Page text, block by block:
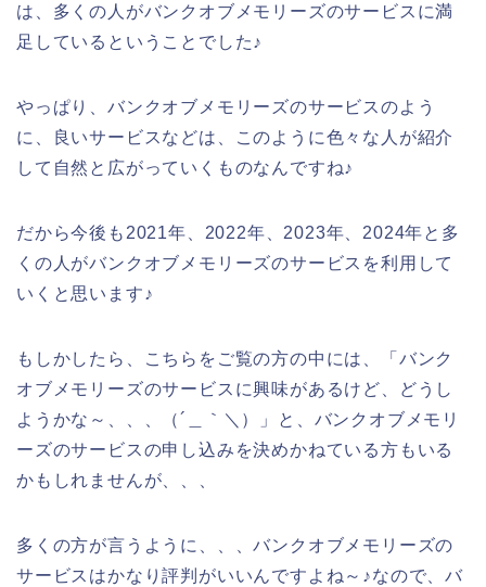
は、多くの人がバンクオブメモリーズのサービスに満
足しているということでした♪
やっぱり、バンクオブメモリーズのサービスのよう
に、良いサービスなどは、このように色々な人が紹介
して自然と広がっていくものなんですね♪
だから今後も2021年、2022年、2023年、2024年と多
くの人がバンクオブメモリーズのサービスを利用して
いくと思います♪
もしかしたら、こちらをご覧の方の中には、「バンク
オブメモリーズのサービスに興味があるけど、どうし
ようかな～、、、（´＿｀＼）」と、バンクオブメモリ
ーズのサービスの申し込みを決めかねている方もいる
かもしれませんが、、、
多くの方が言うように、、、バンクオブメモリーズの
サービスはかなり評判がいいんですよね～♪なので、バ